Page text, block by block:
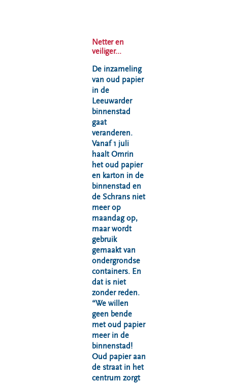
Ecopark De
Wierde
Energie
Centrale
Projecten
Voor leveranciers en bezoekers
Netter en
veiliger...
De inzameling
van oud papier
in de
Leeuwarder
binnenstad
gaat
veranderen.
Vanaf 1 juli
haalt Omrin
het oud papier
en karton in de
binnenstad en
de Schrans niet
meer op
maandag op,
maar wordt
gebruik
gemaakt van
ondergrondse
containers. En
dat is niet
zonder reden.
“We willen
geen bende
met oud papier
meer in de
binnenstad!
Oud papier aan
de straat in het
centrum zorgt